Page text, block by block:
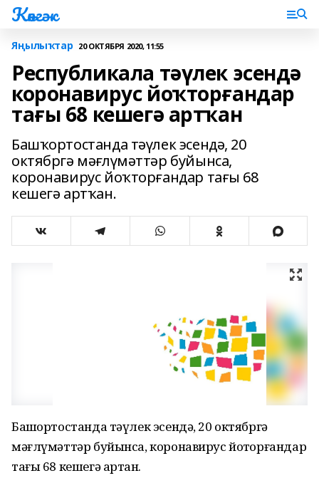
Көнгәк
Яңылыҡтар 20 ОКТЯБРЯ 2020, 11:55
Республикала тәүлек эсендә
коронавирус йоҡторғандар
тағы 68 кешегә артҡан
Башҡортостанда тәүлек эсендә, 20
октябргә мәғлүмәттәр буйынса,
коронавирус йоҡторғандар тағы 68
кешегә артҡан.
Башҡортостанда тәүлек эсендә, 20 октябргә
мәғлүмәттәр буйынса, коронавирус йоҡторғандар
тағы 68 кешегә артҡан.